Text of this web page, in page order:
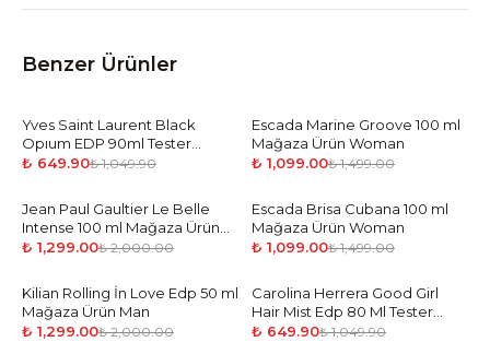
Benzer Ürünler
-38%
Yves Saint Laurent Black
Opıum EDP 90ml Tester
Parfüm Kadın
₺ 649.90₺ 1,049.90
-27%
Escada Marine Groove 100 ml
Mağaza Ürün Woman
₺ 1,099.00₺ 1,499.00
-35%
Jean Paul Gaultier Le Belle
Intense 100 ml Mağaza Ürün
Woman
₺ 1,299.00₺ 2,000.00
-27%
Escada Brisa Cubana 100 ml
Mağaza Ürün Woman
₺ 1,099.00₺ 1,499.00
-35 %
Kilian Rolling İn Love Edp 50 ml
Mağaza Ürün Man
₺ 1,299.00₺ 2,000.00
-38%
Carolina Herrera Good Girl
Hair Mist Edp 80 Ml Tester
Parfüm Kadın
₺ 649.90₺ 1,049.90